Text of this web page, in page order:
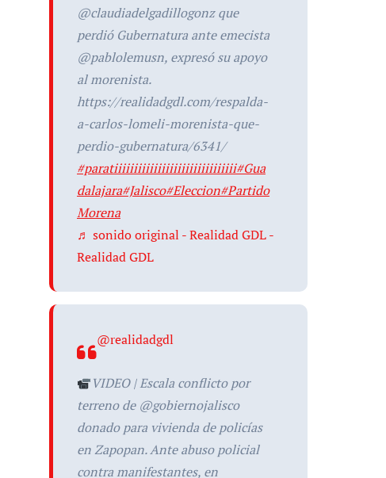
@claudiadelgadillogonz que
perdió Gubernatura ante emecista
@pablolemusn, expresó su apoyo
al morenista.
https://realidadgdl.com/respalda-
a-carlos-lomeli-morenista-que-
perdio-gubernatura/6341/
#paratiiiiiiiiiiiiiiiiiiiiiiiiiiiiiii#Gua
dalajara#Jalisco#Eleccion#Partido
Morena
♬ sonido original - Realidad GDL -
Realidad GDL
@realidadgdl
VIDEO | Escala conflicto por
terreno de @gobiernojalisco
donado para vivienda de policías
en Zapopan. Ante abuso policial
contra manifestantes, en